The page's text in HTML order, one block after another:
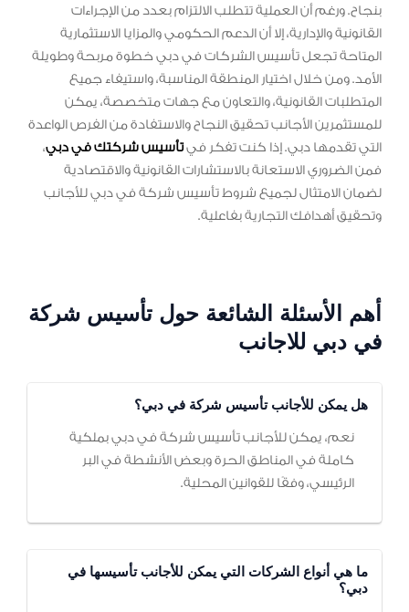
بنجاح. ورغم أن العملية تتطلب الالتزام بعدد من الإجراءات
القانونية والإدارية، إلا أن الدعم الحكومي والمزايا الاستثمارية
المتاحة تجعل تأسيس الشركات في دبي خطوة مربحة وطويلة
الأمد. ومن خلال اختيار المنطقة المناسبة، واستيفاء جميع
المتطلبات القانونية، والتعاون مع جهات متخصصة، يمكن
للمستثمرين الأجانب تحقيق النجاح والاستفادة من الفرص الواعدة
التي تقدمها دبي. إذا كنت تفكر فيتأسيس شركتك في دبي،
فمن الضروري الاستعانة بالاستشارات القانونية والاقتصادية
لضمان الامتثال لجميع شروط تأسيس شركة في دبي للأجانب
وتحقيق أهدافك التجارية بفاعلية.
أهم الأسئلة الشائعة حول تأسيس شركة
في دبي للاجانب
هل يمكن للأجانب تأسيس شركة في دبي؟
نعم، يمكن للأجانب تأسيس شركة في دبي بملكية
كاملة في المناطق الحرة وبعض الأنشطة في البر
الرئيسي، وفقًا للقوانين المحلية.
ما هي أنواع الشركات التي يمكن للأجانب تأسيسها في
دبي؟